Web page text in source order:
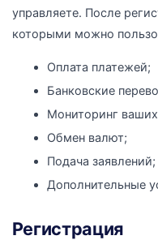
управляете. После
которыми можно
Оплата платежей;
Банковские
Мониторинг
Обмен валют;
Подача заявлений;
Дополнительные
Регистрация